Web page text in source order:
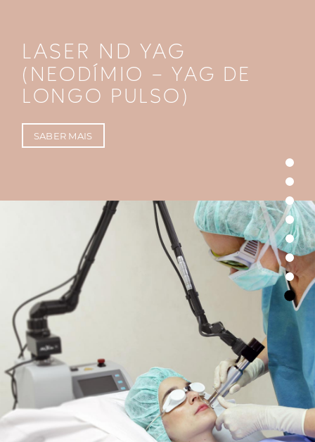
LASER ND YAG
(NEODÍMIO – YAG DE
LONGO PULSO)
SABER MAIS